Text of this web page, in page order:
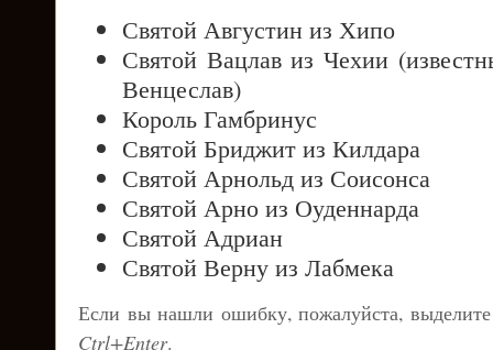
Святой Августин из Хипо
Святой Вацлав из Чехии
Венцеслав)
Король Гамбринус
Святой Бриджит из Килдара
Святой Арнольд из Соисонса
Святой Арно из Оуденнарда
Святой Адриан
Святой Верну из Лабмека
Если вы нашли ошибку, пожалуйста,
Ctrl+Enter.